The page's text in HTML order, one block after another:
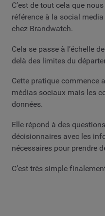
C’est de tout cela que
référence à la social
chez Brandwatch.
Cela se passe à l’échelle
delà des limites du
Cette pratique commence
médias sociaux mais les
données.
Elle répond à des
décisionnaires avec les
nécessaires pour prendre
C’est très simple